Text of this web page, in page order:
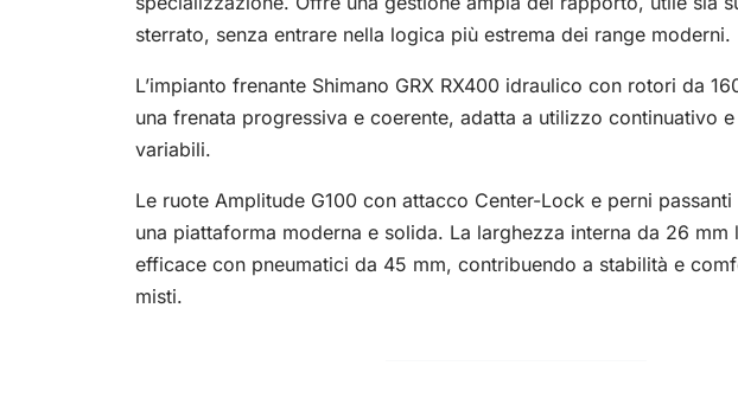
sterrato, senza entrare nella logica più estrema dei range moderni.
L’impianto frenante Shimano GRX RX400 idraulico con rotori da
una frenata progressiva e coerente, adatta a utilizzo continuativo
variabili.
Le ruote Amplitude G100 con attacco Center-Lock e perni
una piattaforma moderna e solida. La larghezza interna da 26 mm
efficace con pneumatici da 45 mm, contribuendo a stabilità e
misti.